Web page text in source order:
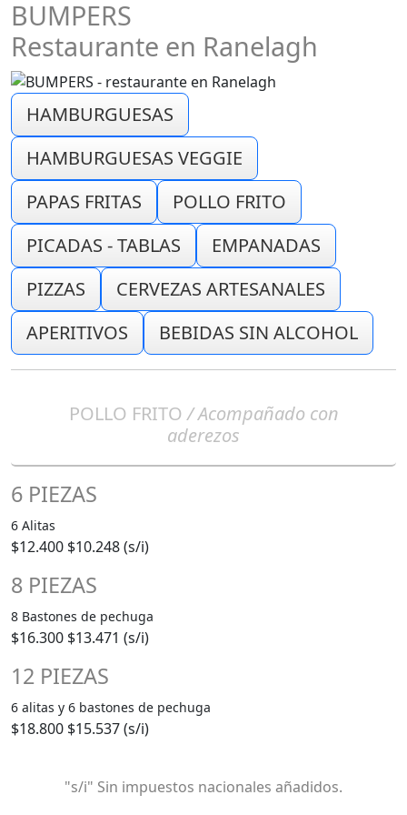
BUMPERS
Restaurante en Ranelagh
HAMBURGUESAS
HAMBURGUESAS VEGGIE
PAPAS FRITAS
POLLO FRITO
PICADAS - TABLAS
EMPANADAS
PIZZAS
CERVEZAS ARTESANALES
APERITIVOS
BEBIDAS SIN ALCOHOL
POLLO FRITO / Acompañado con
aderezos
6 PIEZAS
6 Alitas
$12.400 $10.248 (s/i)
8 PIEZAS
8 Bastones de pechuga
$16.300 $13.471 (s/i)
12 PIEZAS
6 alitas y 6 bastones de pechuga
$18.800 $15.537 (s/i)
"s/i" Sin impuestos nacionales añadidos.